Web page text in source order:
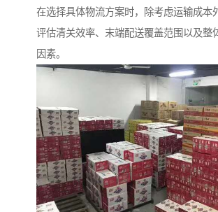
在选择具体物流方案时，除考虑运输成本
评估清关效率、末端配送覆盖范围以及整
因素。